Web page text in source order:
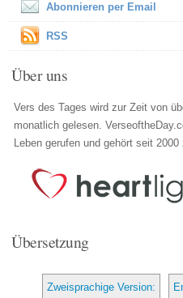
Abonnieren per Email
RSS
Über uns
Vers des Tages wird zur Zeit von
monatlich gelesen.
Leben gerufen und gehört seit 2000
Übersetzung
Zweisprachige Version: